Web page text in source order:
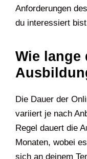
Anforderungen
du interessiert
Wie lange
Die Dauer der
variiert je nach
Regel dauert die
Monaten, wobei
sich an deinem